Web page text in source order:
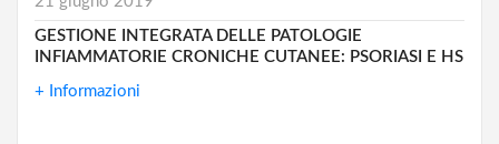
GESTIONE INTEGRATA DELLE PATOLOGIE
INFIAMMATORIE CRONICHE CUTANEE: PSORIASI E HS
+ Informazioni